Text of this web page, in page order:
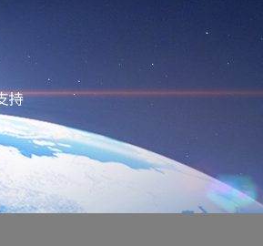
移动监控系列
小哨兵移动监控
商业应用
工地监控
公司新闻
常见问题解答
联系方式